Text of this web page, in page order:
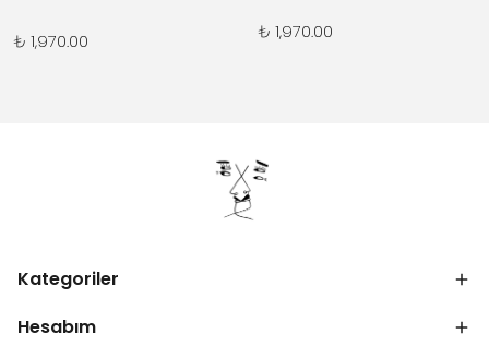
₺ 1,970.00 ₺ 1,970.00
Kategoriler
Hesabım